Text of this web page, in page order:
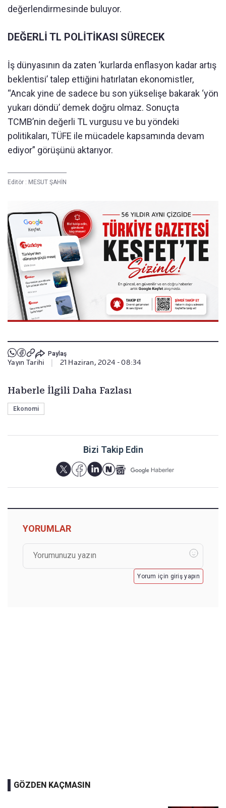
değerlendirmesinde buluyor.
DEĞERLİ TL POLİTİKASI SÜRECEK
İş dünyasının da zaten ‘kurlarda enflasyon kadar artış
beklentisi’ talep ettiğini hatırlatan ekonomistler,
“Ancak yine de sadece bu son yükselişe bakarak ‘yön
yukarı döndü’ demek doğru olmaz. Sonuçta
TCMB’nin değerli TL vurgusu ve bu yöndeki
politikaları, TÜFE ile mücadele kapsamında devam
ediyor” görüşünü aktarıyor.
Editör : MESUT ŞAHİN
Paylaş
Yayın Tarihi 21 Haziran, 2024 - 08:34
Haberle İlgili Daha Fazlası
Ekonomi
Bizi Takip Edin
YORUMLAR
Yorum için giriş yapın
GÖZDEN KAÇMASIN